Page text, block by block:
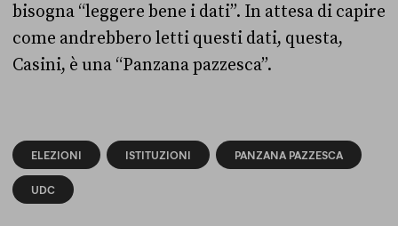
bisogna “leggere bene i dati”. In attesa di capire
come andrebbero letti questi dati, questa,
Casini, è una “Panzana pazzesca”.
ELEZIONI ISTITUZIONI PANZANA PAZZESCA
UDC